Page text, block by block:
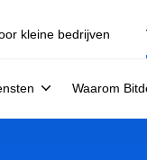
kleine bedrijven
Waarom